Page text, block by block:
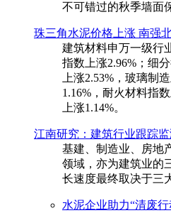
不可错过的秋季墙面
珠三角水泥价格上涨 南强
建筑材料申万一级行
指数上涨2.96%；细
上涨2.53%，玻璃制
1.16%，耐火材料指
上涨1.14%。
江南研究：建筑行业跟踪
基建、制造业、房地
领域，亦为建筑业的
长速度最终取决于三
水泥企业助力“清废行